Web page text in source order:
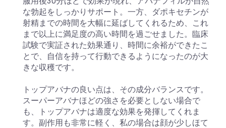
な勃起をしっかりサポート。一方、ダポキセチンが
射精までの時間を大幅に延ばしてくれるため、これ
まで以上に満足度の高い時間を過ごせました。臨床
試験で実証された効果通り、時間に余裕ができたこ
とで、自信を持って行動できるようになったのが大
きな収穫です。
トップアバナの良い点は、その成分バランスです。
スーパーアバナほどの強さを必要としない場合で
も、トップアバナは適度な効果を発揮してくれま
す。副作用も非常に軽く、私の場合は顔が少しほて